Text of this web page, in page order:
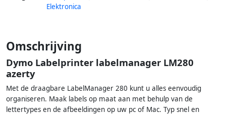
Elektronica
Omschrijving
Dymo Labelprinter labelmanager LM280
azerty
Met de draagbare LabelManager 280 kunt u alles eenvoudig
organiseren. Maak labels op maat aan met behulp van de
lettertypes en de afbeeldingen op uw pc of Mac. Typ snel en